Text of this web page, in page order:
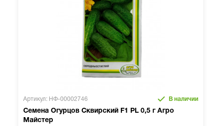
Артикул: НФ-00002746 В наличии
Семена Огурцов Сквирский F1 PL 0,5 г Агро
Майстер